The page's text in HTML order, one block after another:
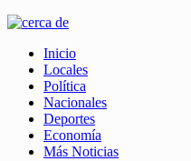
Inicio
Locales
Política
Nacionales
Deportes
Economía
Más Noticias